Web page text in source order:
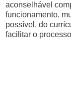
aconselhável
funcionamento,
possível, do
facilitar o